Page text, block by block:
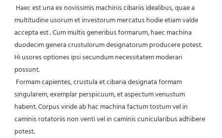
Haec est una ex novissimis machinis cibariis idealibus, quae a
multitudine usorum et investorum mercatus hodie etiam valde
accepta est . Cum multis generibus formarum, haec machina
duodecim genera crustulorum designatorum producere potest.
Hi usores optiones ipsi secundum necessitatem moderari
possunt.
Formam capientes, crustula et cibaria designata formam
singularem, exemplar perspicuum, et aspectum venustum
habent. Corpus viride ab hac machina factum tostum vel in
caminis rotatoriis non venti vel in caminis cunicularibus adhibere
potest.